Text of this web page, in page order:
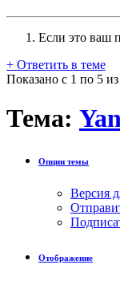
Если это ваш
+ Ответить в теме
Показано с 1 по 5
Тема:
Опции темы
Версия
Отображение